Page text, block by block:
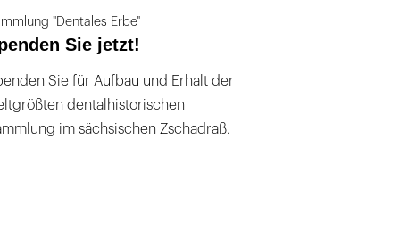
"Dentales Erbe"
Sie jetzt!
Sie für Aufbau und Erhalt der
dentalhistorischen
im sächsischen Zschadraß.